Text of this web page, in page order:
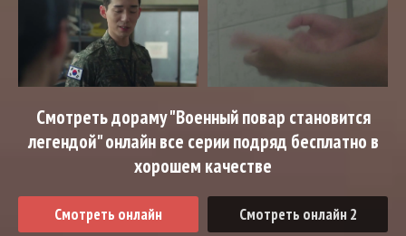
Смотреть дораму "Военный повар становится
легендой" онлайн все серии подряд бесплатно в
хорошем качестве
Смотреть онлайн Смотреть онлайн 2